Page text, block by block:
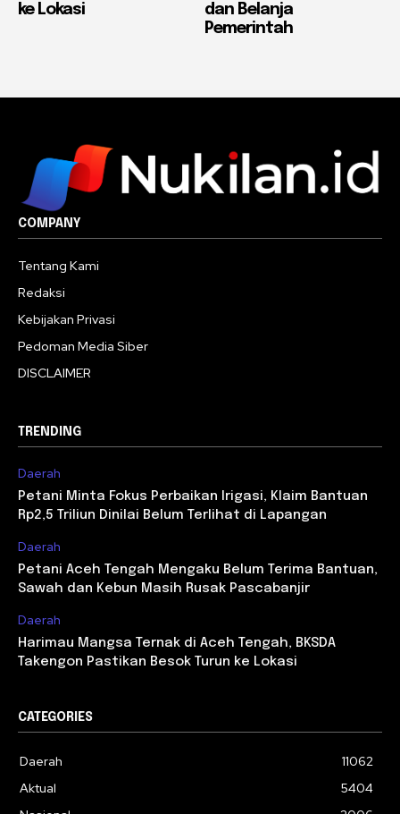
ke Lokasi
dan Belanja
Pemerintah
COMPANY
Tentang Kami
Redaksi
Kebijakan Privasi
Pedoman Media Siber
DISCLAIMER
TRENDING
Daerah
Petani Minta Fokus Perbaikan Irigasi, Klaim Bantuan
Rp2,5 Triliun Dinilai Belum Terlihat di Lapangan
Daerah
Petani Aceh Tengah Mengaku Belum Terima Bantuan,
Sawah dan Kebun Masih Rusak Pascabanjir
Daerah
Harimau Mangsa Ternak di Aceh Tengah, BKSDA
Takengon Pastikan Besok Turun ke Lokasi
CATEGORIES
Daerah
11062
Aktual
5404